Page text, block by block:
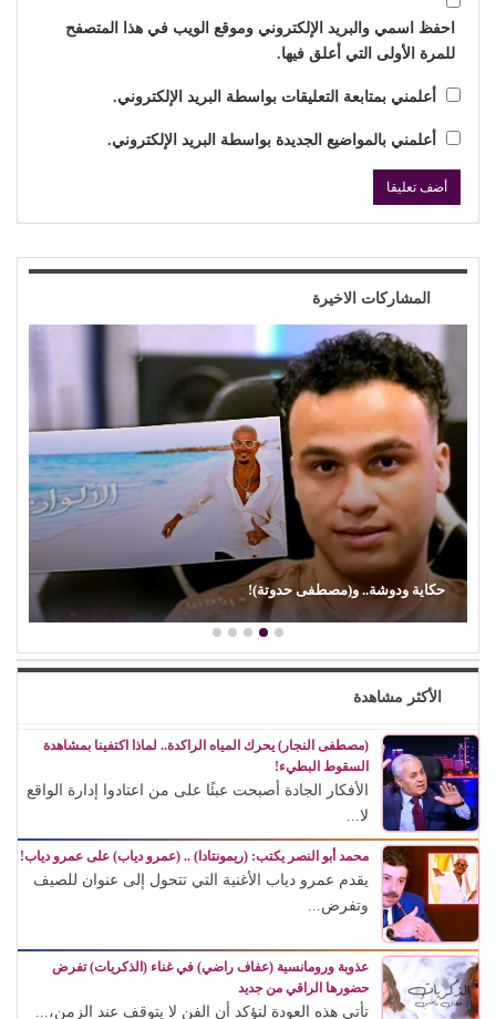
احفظ اسمي والبريد الإلكتروني وموقع الويب في هذا المتصفح
للمرة الأولى التي أعلق فيها.
أعلمني بمتابعة التعليقات بواسطة البريد الإلكتروني.
أعلمني بالمواضيع الجديدة بواسطة البريد الإلكتروني.
المشاركات الاخيرة
حكاية ودوشة.. و(مصطفى حدوتة)!
الأكثر مشاهدة
(مصطفى النجار) يحرك المياه الراكدة.. لماذا اكتفينا بمشاهدة
السقوط البطيء!
الأفكار الجادة أصبحت عبئًا على من اعتادوا إدارة الواقع
لا...
محمد أبو النصر يكتب: (ريمونتادا) .. (عمرو دياب) على عمرو دياب!
يقدم عمرو دياب الأغنية التي تتحول إلى عنوان للصيف
وتفرض...
عذوبة ورومانسية (عفاف راضي) في غناء (الذكريات) تفرض
حضورها الراقي من جديد
تأتي هذه العودة لتؤكد أن الفن لا يتوقف عند الزمن،...